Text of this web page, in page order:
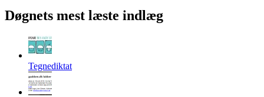
Døgnets mest læste indlæg
Tegnediktat